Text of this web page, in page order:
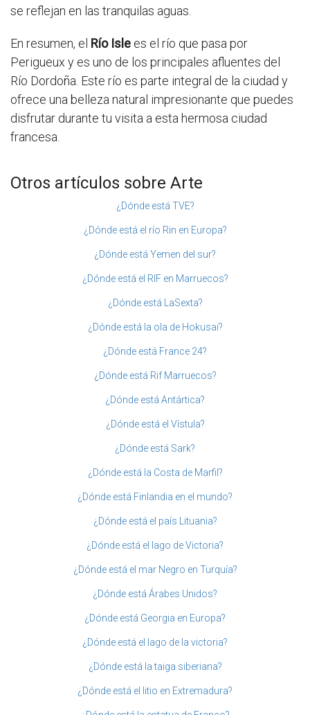
se reflejan en las tranquilas aguas.
En resumen, el Río Isle es el río que pasa por
Perigueux y es uno de los principales afluentes del
Río Dordoña. Este río es parte integral de la ciudad y
ofrece una belleza natural impresionante que puedes
disfrutar durante tu visita a esta hermosa ciudad
francesa.
Otros artículos sobre Arte
¿Dónde está TVE?
¿Dónde está el río Rin en Europa?
¿Dónde está Yemen del sur?
¿Dónde está el RIF en Marruecos?
¿Dónde está LaSexta?
¿Dónde está la ola de Hokusai?
¿Dónde está France 24?
¿Dónde está Rif Marruecos?
¿Dónde está Antártica?
¿Dónde está el Vístula?
¿Dónde está Sark?
¿Dónde está la Costa de Marfil?
¿Dónde está Finlandia en el mundo?
¿Dónde está el país Lituania?
¿Dónde está el lago de Victoria?
¿Dónde está el mar Negro en Turquía?
¿Dónde está Árabes Unidos?
¿Dónde está Georgia en Europa?
¿Dónde está el lago de la victoria?
¿Dónde está la taiga siberiana?
¿Dónde está el litio en Extremadura?